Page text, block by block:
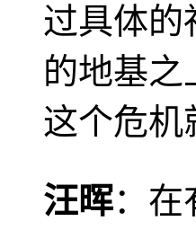
过具体的
的地基之
这个危机
汪晖：